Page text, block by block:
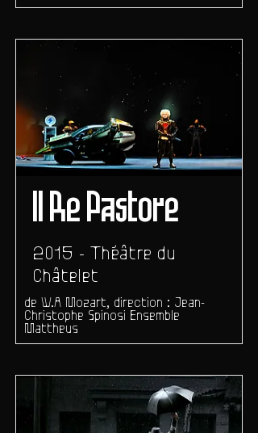
Il Re Pastore
2015 - Théâtre du
Châtelet
de W.A Mozart, direction : Jean-
Christophe Spinosi Ensemble
Mattheus